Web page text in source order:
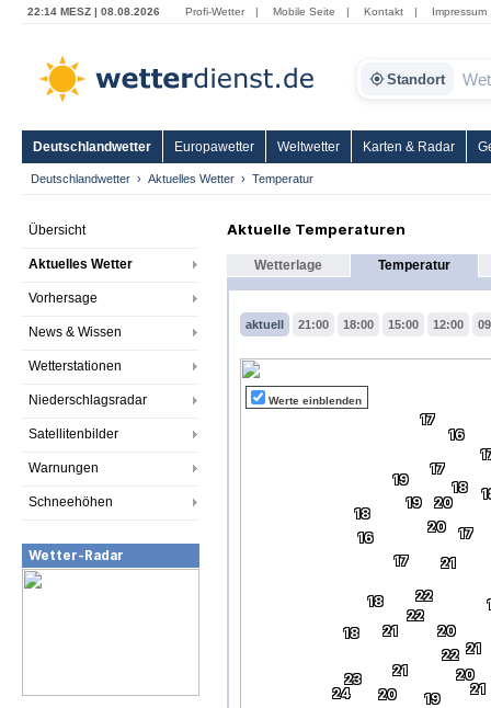
22:14 MESZ | 08.08.2026 Profi-Wetter | Mobile Seite | Kontakt | Impressum
Standort
Deutschlandwetter Europawetter Weltwetter Karten & Radar
Deutschlandwetter Aktuelles Wetter Temperatur
Übersicht
Aktuelles Wetter
Vorhersage
News & Wissen
Wetterstationen
Niederschlagsradar
Satellitenbilder
Warnungen
Schneehöhen
Wetter-Radar
Aktuelle Temperaturen
Wetterlage Temperatur
aktuell 21:00 18:00 15:00 12:00
Werte einblenden
18
22
21
20 17
20
22
24
18
16
23
17
19
19
16
19
18
22
17
20
21
21
18
20
17
21
20
21